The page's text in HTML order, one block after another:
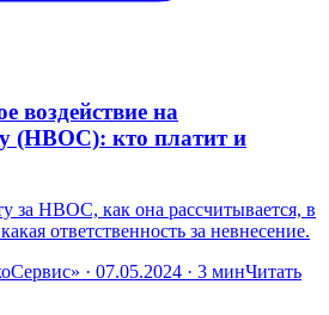
воздействие на
(НВОС): кто платит и
за НВОС, как она рассчитывается, в
ответственность за невнесение.
· 07.05.2024 · 3 минЧитать